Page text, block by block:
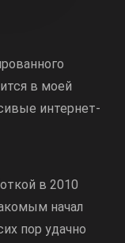
в моей
интернет-
в 2010
начал
пор удачно